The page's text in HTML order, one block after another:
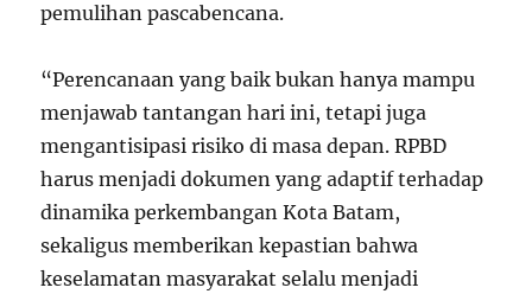
pemulihan pascabencana.
“Perencanaan yang baik bukan hanya mampu
menjawab tantangan hari ini, tetapi juga
mengantisipasi risiko di masa depan. RPBD
harus menjadi dokumen yang adaptif terhadap
dinamika perkembangan Kota Batam,
sekaligus memberikan kepastian bahwa
keselamatan masyarakat selalu menjadi